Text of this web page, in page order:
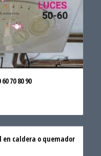
70 80 90
caldera o quemador